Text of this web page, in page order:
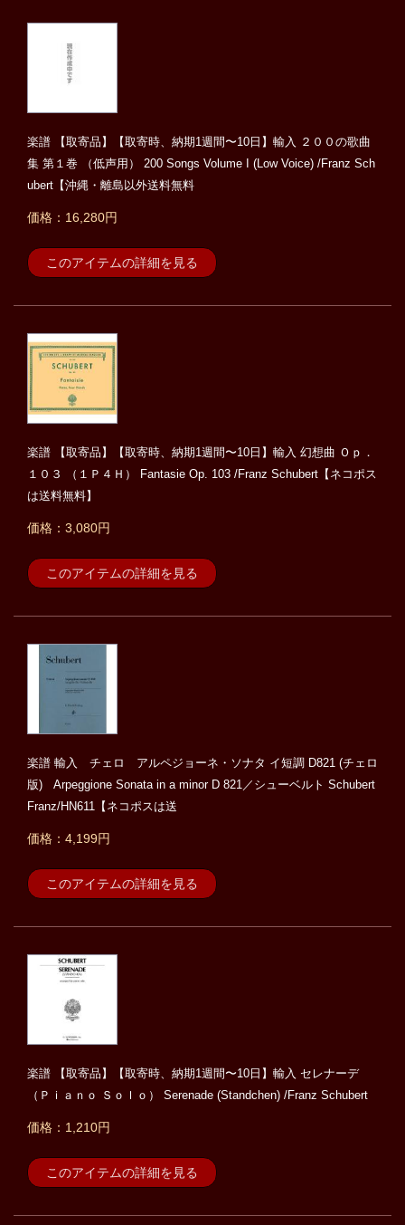
楽譜 【取寄品】【取寄時、納期1週間〜10日】輸入 ２００の歌曲
集 第１巻 （低声用） 200 Songs Volume I (Low Voice) /Franz Sch
ubert【沖縄・離島以外送料無料
価格：16,280円
このアイテムの詳細を見る
楽譜 【取寄品】【取寄時、納期1週間〜10日】輸入 幻想曲 Ｏｐ．
１０３ （１Ｐ４Ｈ） Fantasie Op. 103 /Franz Schubert【ネコポス
は送料無料】
価格：3,080円
このアイテムの詳細を見る
楽譜 輸入 チェロ アルペジョーネ・ソナタ イ短調 D821 (チェロ
版) Arpeggione Sonata in a minor D 821／シューベルト Schubert
Franz/HN611【ネコポスは送
価格：4,199円
このアイテムの詳細を見る
楽譜 【取寄品】【取寄時、納期1週間〜10日】輸入 セレナーデ
（Ｐｉａｎｏ Ｓｏｌｏ） Serenade (Standchen) /Franz Schubert
価格：1,210円
このアイテムの詳細を見る